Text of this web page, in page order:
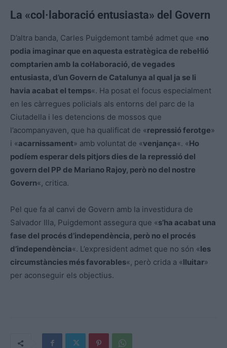
La «col·laboració entusiasta» del Govern
D’altra banda, Carles Puigdemont també admet que «no
podia imaginar que en aquesta estratègica de rebel·lió
comptarien amb la col·laboració, de vegades
entusiasta, d’un Govern de Catalunya al qual ja se li
havia acabat el temps«. Ha posat el focus especialment
en les càrregues policials als entorns del parc de la
Ciutadella i les detencions de mossos que
l’acompanyaven, que ha qualificat de «repressió ferotge»
i «acarnissament» amb voluntat de «venjança«. «Ho
podíem esperar dels pitjors dies de la repressió del
govern del PP de Mariano Rajoy, però no del nostre
Govern«, critica.
Pel que fa al canvi de Govern amb la investidura de
Salvador Illa, Puigdemont assegura que «s’ha acabat una
fase del procés d’independència, però no el procés
d’independència«. L’expresident admet que no són «les
circumstàncies més favorables«, però crida a «lluitar»
per aconseguir els objectius.